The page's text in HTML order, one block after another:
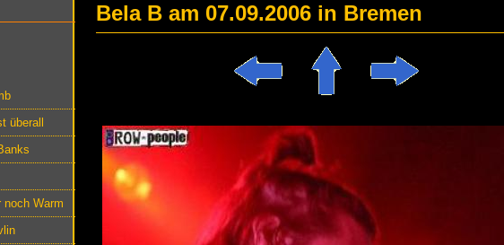
überall
noch Warm
Bela B am 07.09.2006 in Bremen